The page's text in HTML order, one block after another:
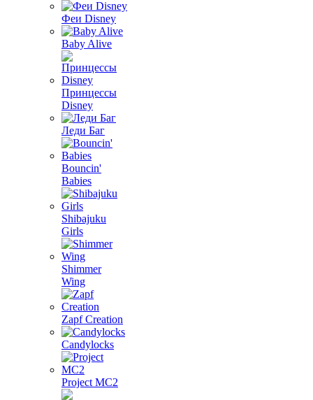
Феи Disney
Baby Alive
Принцессы
Disney
Леди Баг
Bouncin'
Babies
Shibajuku
Girls
Shimmer
Wing
Zapf Creation
Candylocks
Project MС2